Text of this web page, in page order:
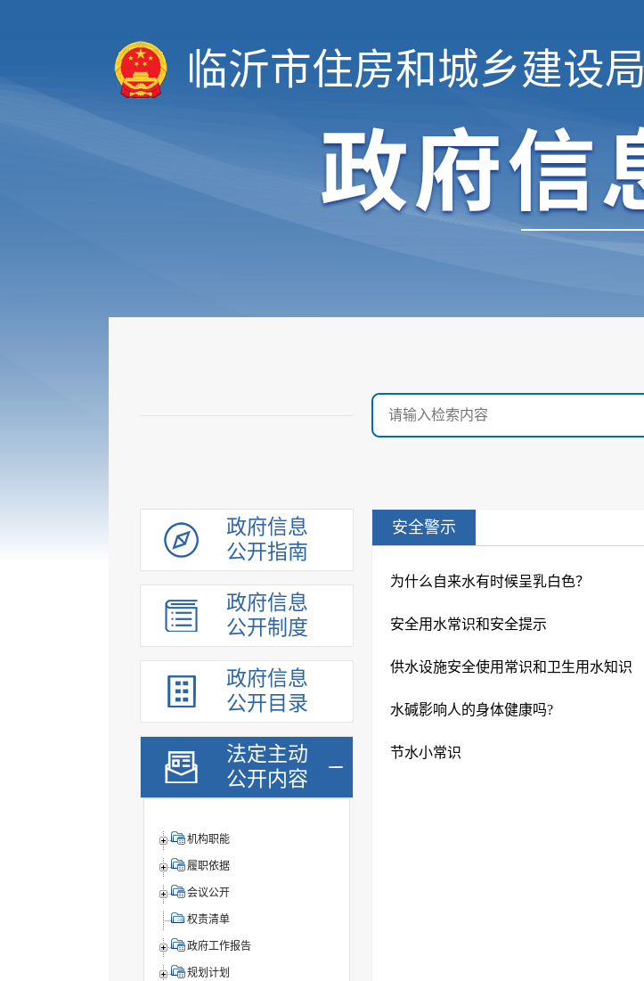
临沂市住房和城乡建设局
政府信息
公开指南
政府信息
公开制度
政府信息
公开目录
法定主动
公开内容
机构职能
履职依据
会议公开
权责清单
政府工作报告
规划计划
安全警示
为什么自来水有时候呈乳白色？
安全用水常识和安全提示
供水设施安全使用常识和卫生用水知识
水碱影响人的身体健康吗?
节水小常识